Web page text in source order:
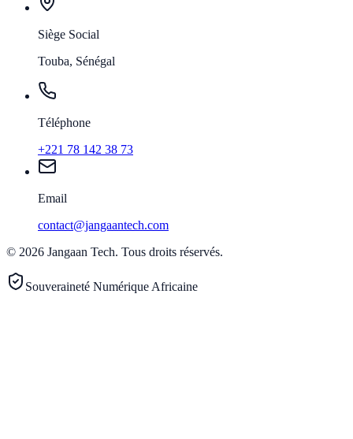
Siège Social
Touba, Sénégal
Téléphone
+221 78 142 38 73
Email
contact@jangaantech.com
© 2026 Jangaan Tech. Tous droits réservés.
Souveraineté Numérique Africaine